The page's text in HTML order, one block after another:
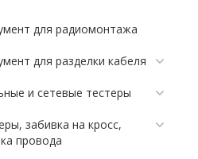
для радиомонтажа
для разделки кабеля
и сетевые тестеры
забивка на кросс,
провода